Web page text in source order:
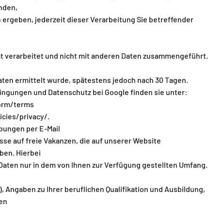
jederzeit dieser Verarbeitung Sie betreffender
verarbeitet und nicht mit anderen Daten zusammengeführt.
ermittelt wurde, spätestens jedoch nach 30 Tagen.
und Datenschutz bei Google finden sie unter:
terms
privacy/.
per E-Mail
auf freie Vakanzen, die auf unserer Website
Hierbei
nur in dem von Ihnen zur Verfügung gestellten Umfang.
Angaben zu Ihrer beruflichen Qualifikation und Ausbildung,